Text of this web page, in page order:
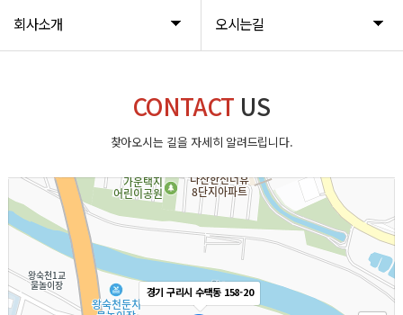
회사소개 오시는길
CONTACT US
찾아오시는 길을 자세히 알려드립니다.
경기 구리시 수택동 158-20